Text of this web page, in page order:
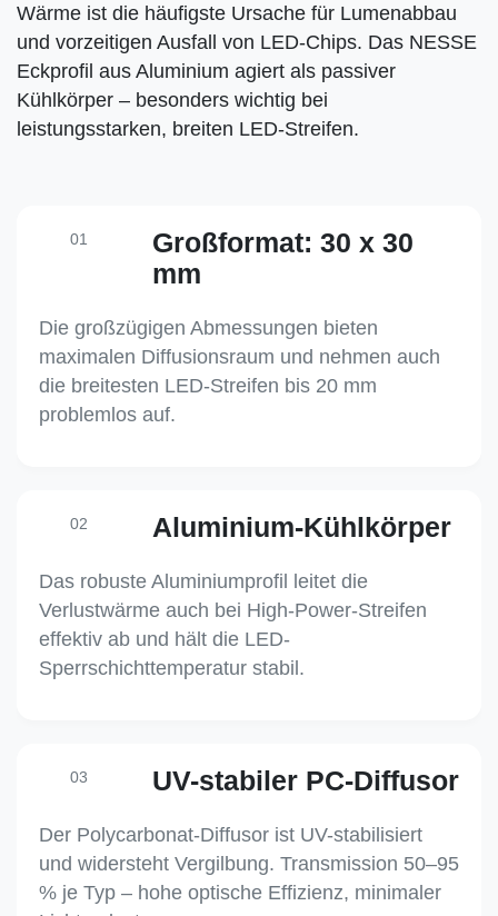
Wärme ist die häufigste Ursache für Lumenabbau
und vorzeitigen Ausfall von LED-Chips. Das NESSE
Eckprofil aus Aluminium agiert als passiver
Kühlkörper – besonders wichtig bei
leistungsstarken, breiten LED-Streifen.
01
Großformat: 30 x 30
mm
Die großzügigen Abmessungen bieten
maximalen Diffusionsraum und nehmen auch
die breitesten LED-Streifen bis 20 mm
problemlos auf.
02 Aluminium-Kühlkörper
Das robuste Aluminiumprofil leitet die
Verlustwärme auch bei High-Power-Streifen
effektiv ab und hält die LED-
Sperrschichttemperatur stabil.
03 UV-stabiler PC-Diffusor
Der Polycarbonat-Diffusor ist UV-stabilisiert
und widersteht Vergilbung. Transmission 50–95
% je Typ – hohe optische Effizienz, minimaler